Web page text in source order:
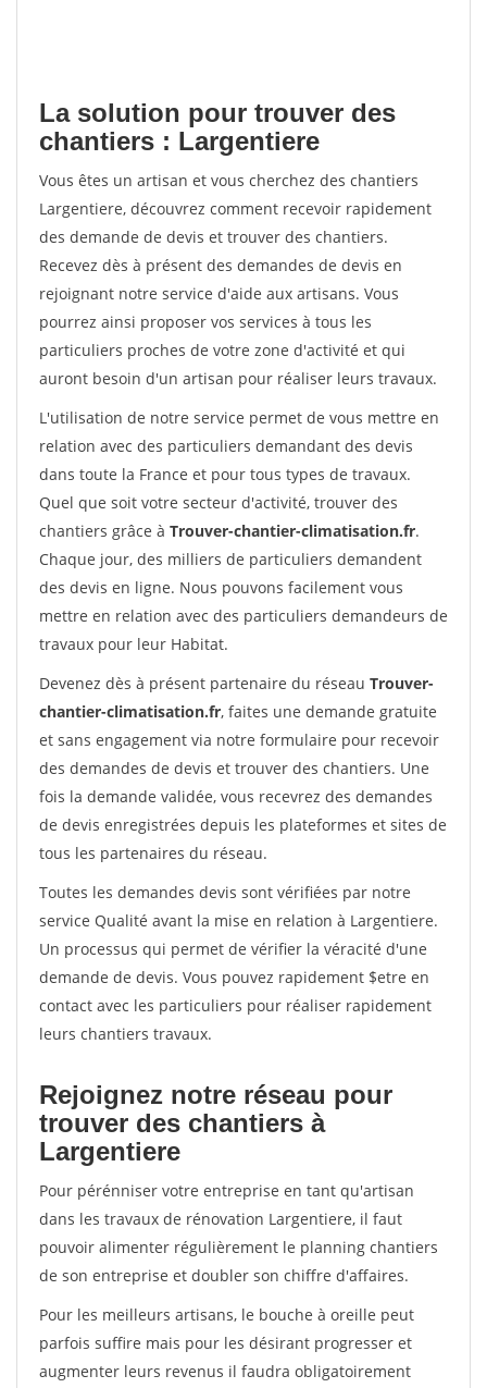
La solution pour trouver des
chantiers : Largentiere
Vous êtes un artisan et vous cherchez des chantiers
Largentiere, découvrez comment recevoir rapidement
des demande de devis et trouver des chantiers.
Recevez dès à présent des demandes de devis en
rejoignant notre service d'aide aux artisans. Vous
pourrez ainsi proposer vos services à tous les
particuliers proches de votre zone d'activité et qui
auront besoin d'un artisan pour réaliser leurs travaux.
L'utilisation de notre service permet de vous mettre en
relation avec des particuliers demandant des devis
dans toute la France et pour tous types de travaux.
Quel que soit votre secteur d'activité, trouver des
chantiers grâce à Trouver-chantier-climatisation.fr.
Chaque jour, des milliers de particuliers demandent
des devis en ligne. Nous pouvons facilement vous
mettre en relation avec des particuliers demandeurs de
travaux pour leur Habitat.
Devenez dès à présent partenaire du réseau Trouver-
chantier-climatisation.fr, faites une demande gratuite
et sans engagement via notre formulaire pour recevoir
des demandes de devis et trouver des chantiers. Une
fois la demande validée, vous recevrez des demandes
de devis enregistrées depuis les plateformes et sites de
tous les partenaires du réseau.
Toutes les demandes devis sont vérifiées par notre
service Qualité avant la mise en relation à Largentiere.
Un processus qui permet de vérifier la véracité d'une
demande de devis. Vous pouvez rapidement $etre en
contact avec les particuliers pour réaliser rapidement
leurs chantiers travaux.
Rejoignez notre réseau pour
trouver des chantiers à
Largentiere
Pour pérénniser votre entreprise en tant qu'artisan
dans les travaux de rénovation Largentiere, il faut
pouvoir alimenter régulièrement le planning chantiers
de son entreprise et doubler son chiffre d'affaires.
Pour les meilleurs artisans, le bouche à oreille peut
parfois suffire mais pour les désirant progresser et
augmenter leurs revenus il faudra obligatoirement